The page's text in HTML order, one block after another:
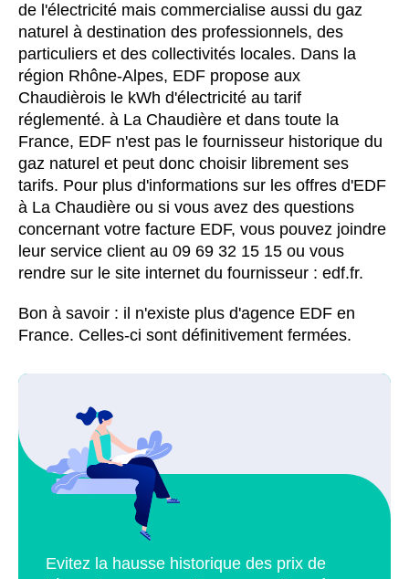
de l'électricité mais commercialise aussi du gaz
naturel à destination des professionnels, des
particuliers et des collectivités locales. Dans la
région Rhône-Alpes, EDF propose aux
Chaudièrois le kWh d'électricité au tarif
réglementé. à La Chaudière et dans toute la
France, EDF n'est pas le fournisseur historique du
gaz naturel et peut donc choisir librement ses
tarifs. Pour plus d'informations sur les offres d'EDF
à La Chaudière ou si vous avez des questions
concernant votre facture EDF, vous pouvez joindre
leur service client au 09 69 32 15 15 ou vous
rendre sur le site internet du fournisseur : edf.fr.
Bon à savoir : il n'existe plus d'agence EDF en
France. Celles-ci sont définitivement fermées.